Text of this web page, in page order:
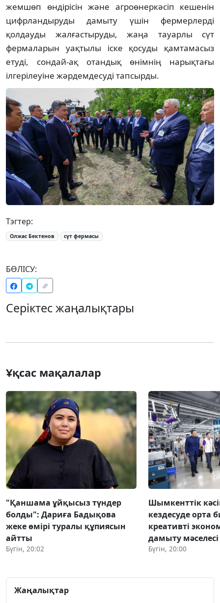
жемшөп өндірісін және агроөнеркәсіп кешенін
цифрландыруды дамыту үшін фермерлерді
қолдауды жалғастыруды, жаңа тауарлы сүт
фермаларын уақтылы іске қосуды қамтамасыз
етуді, сондай-ақ отандық өнімнің нарықтағы
ілгерілеуіне жәрдемдесуді тапсырды.
Тэгтер:
Олжас Бектенов сүт фермасы
БӨЛІСУ:
Серіктес жаңалықтары
Ұқсас мақалалар
"Қаншама ұйқысыз түндер
болды": Дариға Бадықова
жеке өмірі туралы құпиясын
айтты
Бүгін, 20:02
Шымкенттік
кездесуде орта
креативті
дамыту
Бүгін, 20:00
Жаңалықтар